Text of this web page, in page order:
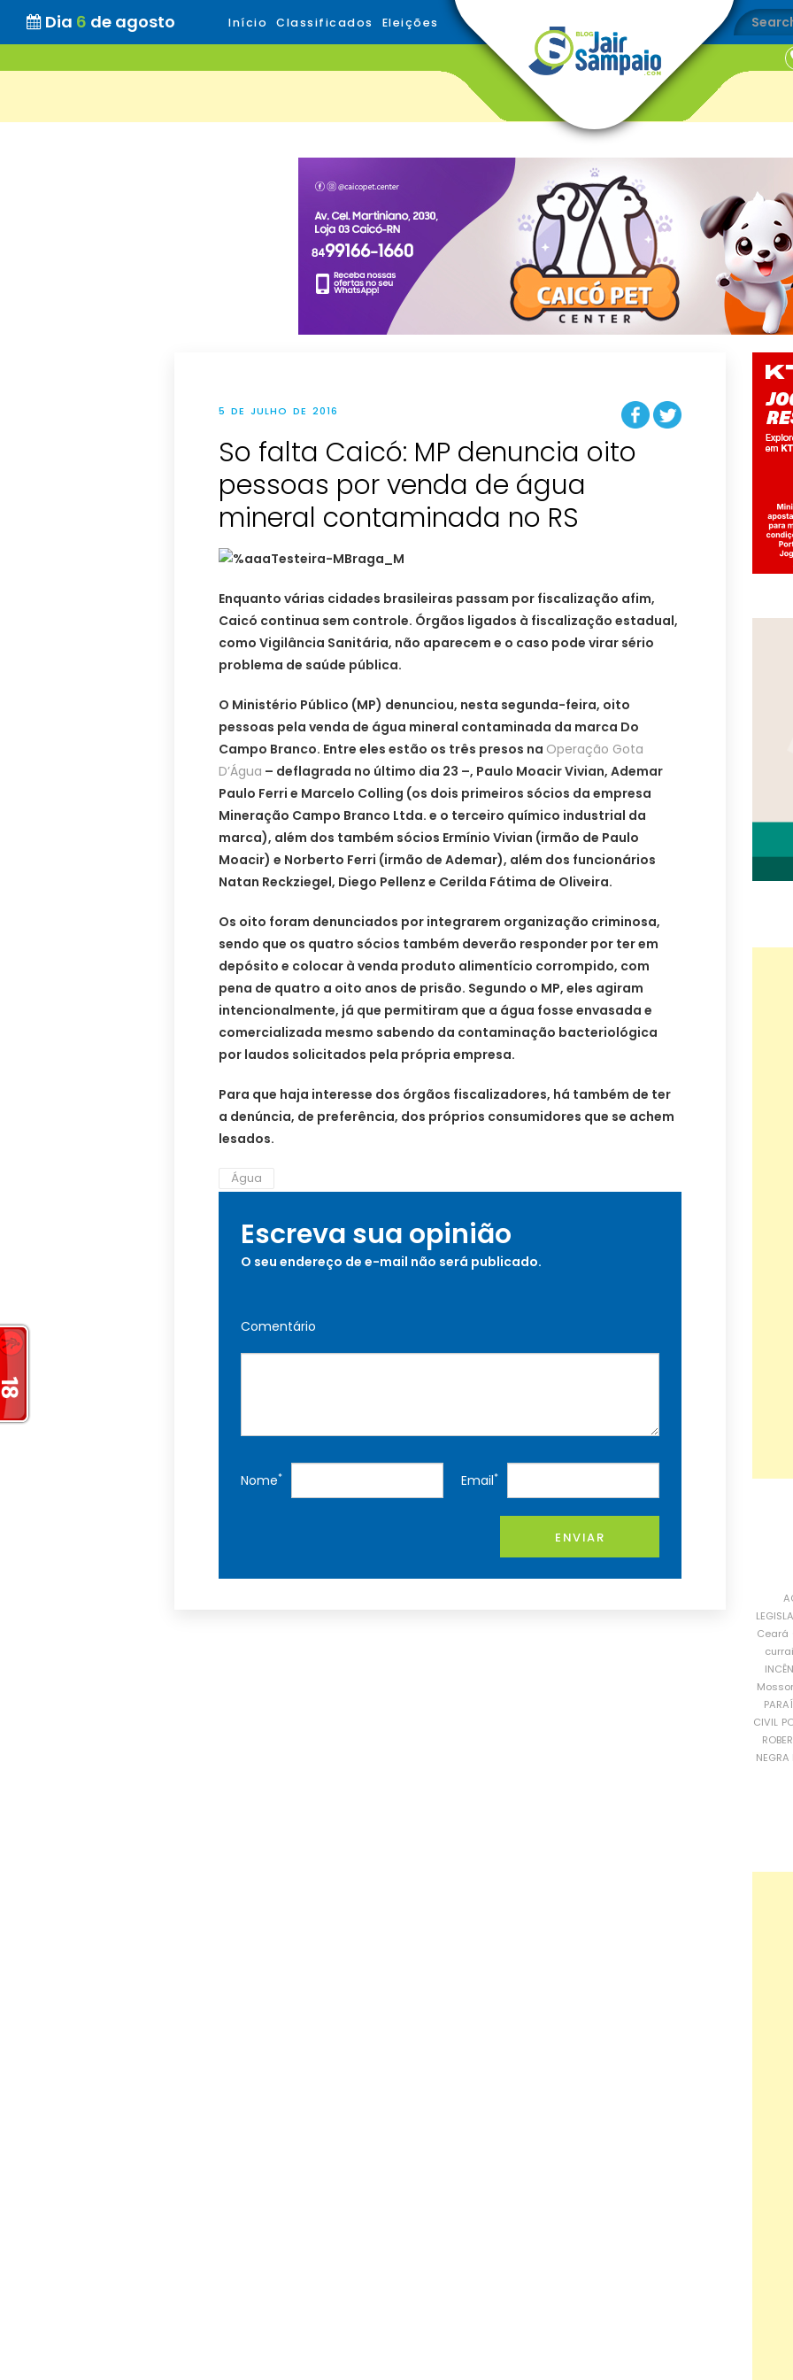
Dia 6 de agosto Início Classificados Eleições
5 DE JULHO DE 2016
So falta Caicó: MP denuncia oito
pessoas por venda de água
mineral contaminada no RS
Enquanto várias cidades brasileiras passam por fiscalização afim,
Caicó continua sem controle. Órgãos ligados à fiscalização estadual,
como Vigilância Sanitária, não aparecem e o caso pode virar sério
problema de saúde pública.
O Ministério Público (MP) denunciou, nesta segunda-feira, oito
pessoas pela venda de água mineral contaminada da marca Do
Campo Branco. Entre eles estão os três presos na Operação Gota
D’Água – deflagrada no último dia 23 –, Paulo Moacir Vivian, Ademar
Paulo Ferri e Marcelo Colling (os dois primeiros sócios da empresa
Mineração Campo Branco Ltda. e o terceiro químico industrial da
marca), além dos também sócios Ermínio Vivian (irmão de Paulo
Moacir) e Norberto Ferri (irmão de Ademar), além dos funcionários
Natan Reckziegel, Diego Pellenz e Cerilda Fátima de Oliveira.
Os oito foram denunciados por integrarem organização criminosa,
sendo que os quatro sócios também deverão responder por ter em
depósito e colocar à venda produto alimentício corrompido, com
pena de quatro a oito anos de prisão. Segundo o MP, eles agiram
intencionalmente, já que permitiram que a água fosse envasada e
comercializada mesmo sabendo da contaminação bacteriológica
por laudos solicitados pela própria empresa.
Para que haja interesse dos órgãos fiscalizadores, há também de ter
a denúncia, de preferência, dos próprios consumidores que se achem
lesados.
Água
Escreva sua opinião
O seu endereço de e-mail não será publicado.
Comentário
Nome* Email*
ENVIAR
Ceará
CIVIL
NEGRA